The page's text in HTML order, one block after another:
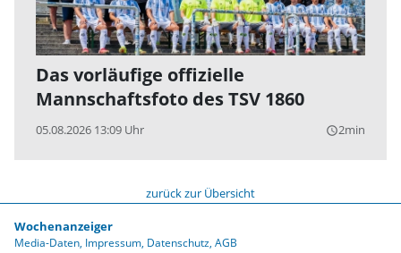
Das vorläufige offizielle
Mannschaftsfoto des TSV 1860
05.08.2026 13:09 Uhr query_builder2min
zurück zur Übersicht
Wochenanzeiger
Media-Daten Impressum Datenschutz AGB